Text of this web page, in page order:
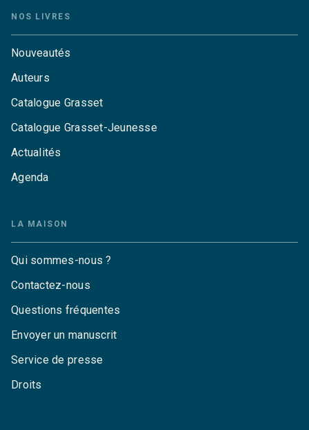
NOS LIVRES
Nouveautés
Auteurs
Catalogue Grasset
Catalogue Grasset-Jeunesse
Actualités
Agenda
LA MAISON
Qui sommes-nous ?
Contactez-nous
Questions fréquentes
Envoyer un manuscrit
Service de presse
Droits